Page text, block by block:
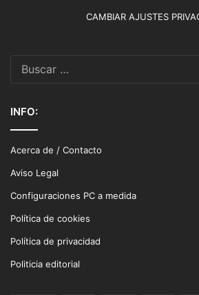
CAMBIAR AJUSTES
INFO:
Acerca de / Contacto
Aviso Legal
Configuraciones PC a medida
Política de cookies
Política de privacidad
Politicia editorial